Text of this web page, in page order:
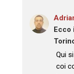
Ecco
: “
Qui
coi